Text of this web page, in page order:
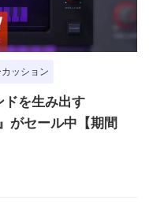
ッション
を生み出す
セール中【期間